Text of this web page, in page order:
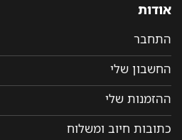
אודות
התחבר
החשבון שלי
ההזמנות שלי
כתובות חיוב ומשלוח